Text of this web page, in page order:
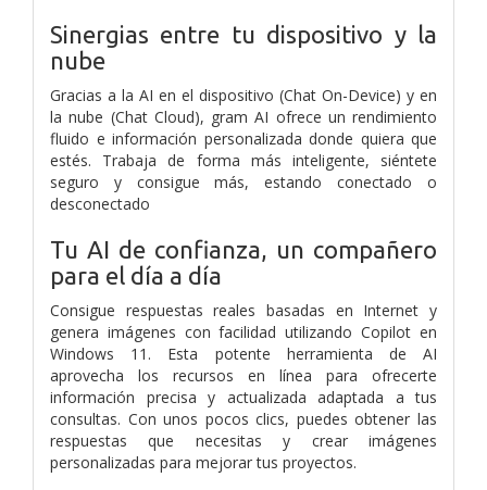
Sinergias entre tu dispositivo y la
nube
Gracias a la AI en el dispositivo (Chat On-Device) y en
la nube (Chat Cloud), gram AI ofrece un rendimiento
fluido e información personalizada donde quiera que
estés. Trabaja de forma más inteligente, siéntete
seguro y consigue más, estando conectado o
desconectado
Tu AI de confianza, un compañero
para el día a día
Consigue respuestas reales basadas en Internet y
genera imágenes con facilidad utilizando Copilot en
Windows 11. Esta potente herramienta de AI
aprovecha los recursos en línea para ofrecerte
información precisa y actualizada adaptada a tus
consultas. Con unos pocos clics, puedes obtener las
respuestas que necesitas y crear imágenes
personalizadas para mejorar tus proyectos.